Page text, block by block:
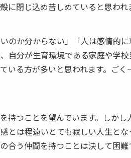
閉じ込め苦しめていると思われ
のか分からない」「人は感情的
自分が生育環境である家庭や学
る方が多いと思われます。ご
持つことを望んでいます。しか
とは程遠いとても寂しい人生と
う仲間を持つことは決して困難